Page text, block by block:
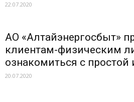
22.07.2020
АО «Алтайэнергосбыт»
клиентам-физическим
ознакомиться с простой
20.07.2020